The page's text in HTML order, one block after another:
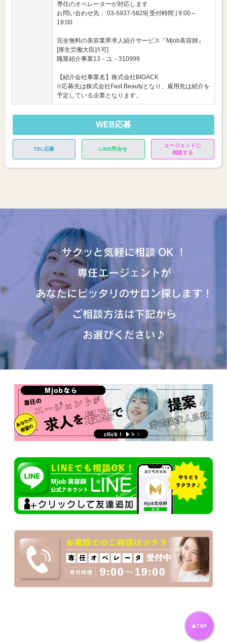
専任のオペレーターが対応します
お問い合わせ先： 03-5937-5829[ 受付時間 ] 9:00～
19:00
完全無料の美容業界求人紹介サービス『Mjob美容師』
[厚生労働大臣許可]
職業紹介事業13－ユ－310999
【紹介会社事業名】株式会社BIGACK
※応募先は株式会社Fast Beautyとなり、雇用先は紹介を
予定している企業となります。
WEB応募
TEL応募 LINE問合せ
エージェントに
相談する